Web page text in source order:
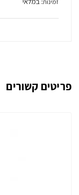
פריטים קשורים